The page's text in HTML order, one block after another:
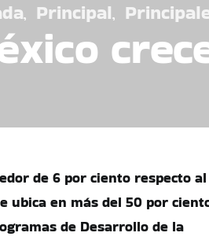
Principal
de 6 por ciento respecto al
ubica en más del 50 por
de Desarrollo de la